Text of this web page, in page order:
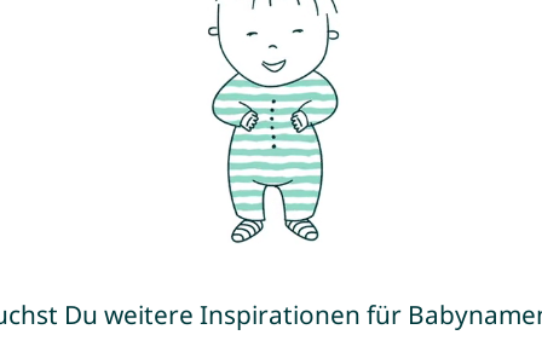
Du weitere Inspirationen für